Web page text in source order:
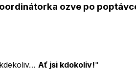
ozve po
Ať jsi kdokoliv!"